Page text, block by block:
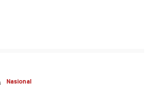
Nasional